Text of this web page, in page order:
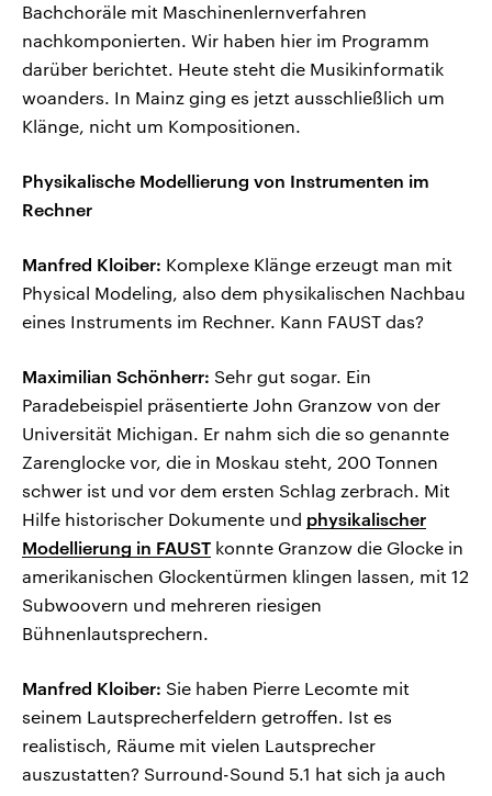
Bachchoräle mit Maschinenlernverfahren
nachkomponierten. Wir haben hier im Programm
darüber berichtet. Heute steht die Musikinformatik
woanders. In Mainz ging es jetzt ausschließlich um
Klänge, nicht um Kompositionen.
Physikalische Modellierung von Instrumenten im
Rechner
Manfred Kloiber: Komplexe Klänge erzeugt man mit
Physical Modeling, also dem physikalischen Nachbau
eines Instruments im Rechner. Kann FAUST das?
Maximilian Schönherr: Sehr gut sogar. Ein
Paradebeispiel präsentierte John Granzow von der
Universität Michigan. Er nahm sich die so genannte
Zarenglocke vor, die in Moskau steht, 200 Tonnen
schwer ist und vor dem ersten Schlag zerbrach. Mit
Hilfe historischer Dokumente und physikalischer
Modellierung in FAUST konnte Granzow die Glocke in
amerikanischen Glockentürmen klingen lassen, mit 12
Subwoovern und mehreren riesigen
Bühnenlautsprechern.
Manfred Kloiber: Sie haben Pierre Lecomte mit
seinem Lautsprecherfeldern getroffen. Ist es
realistisch, Räume mit vielen Lautsprecher
auszustatten? Surround-Sound 5.1 hat sich ja auch